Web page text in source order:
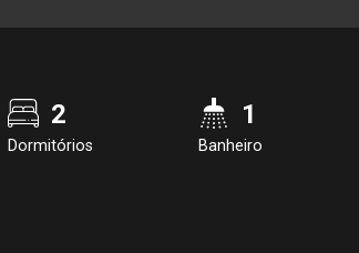
2
Dormitórios
1
Banheiro